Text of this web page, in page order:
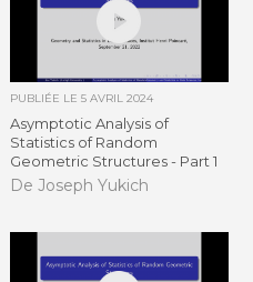
PUBLIÉE LE 5 AVRIL 2024
Asymptotic Analysis of
Statistics of Random
Geometric Structures - Part 1
De Joseph Yukich